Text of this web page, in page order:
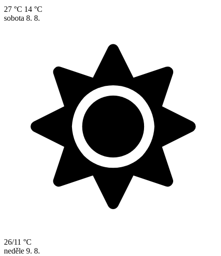
27 °C 14 °C
sobota 8. 8.
26/11 °C
neděle 9. 8.